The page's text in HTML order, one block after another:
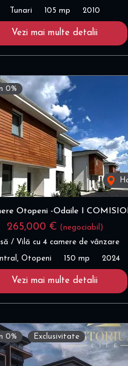
Tunari 105 mp 2010
Vezi mai multe detalii
0%
Otopeni -Odaile I
265,000 € (negociabil)
/ Vilă cu 4 camere de vânzare
Otopeni 150 mp 2024
Vezi mai multe detalii
0% Exclusivitate